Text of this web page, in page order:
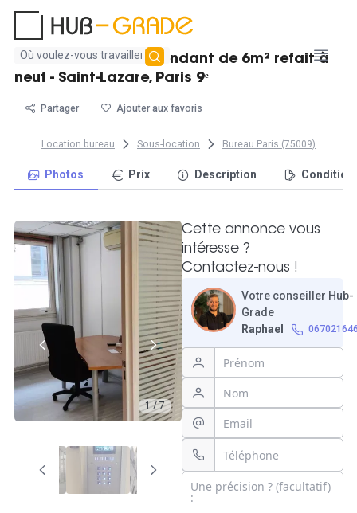
Aucun
résultat
Bureau calme indépendant de 6m² refait à
neuf - Saint-Lazare, Paris 9ᵉ
Partager Ajouter aux favoris
Location bureau Sous-location Bureau Paris (75009)
Photos Prix Description
1 / 7
Cette annonce vous
intéresse ?
Contactez-nous !
Votre conseiller Hub-
Grade
Raphael